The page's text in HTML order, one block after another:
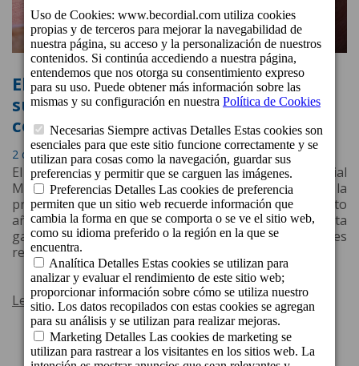
El Restaurante Los Guayres revalida
su Estrella Michelin por sexto año
consecutivo
2 de Diciembre de 2024 a las 13:17
El restaurante Los Guayres, ubicado en el Hotel Cordial
Mogán Playa, ha sido distinguido nuevamente con la
prestigiosa Estrella Michelin, consolidándose, por sexto
año consecutivo, como uno de los referentes de la alta
gastronomía en Canarias y entre los mejores
restaurantes del país.
Leer más